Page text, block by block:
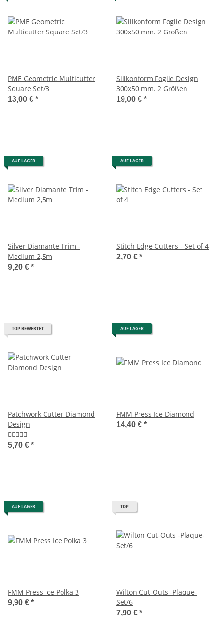
PME Geometric Multicutter
Square Set/3
13,00 € *
Silikonform Foglie Design
300x50 mm. 2 Größen
19,00 € *
AUF LAGER
Silver Diamante Trim -
Medium 2,5m
9,20 € *
AUF LAGER
Stitch Edge Cutters - Set of 4
2,70 € *
TOP BEWERTET
Patchwork Cutter Diamond
Design
5,70 € *
AUF LAGER
FMM Press Ice Diamond
14,40 € *
AUF LAGER
FMM Press Ice Polka 3
9,90 € *
TOP
Wilton Cut-Outs -Plaque-
Set/6
7,90 € *